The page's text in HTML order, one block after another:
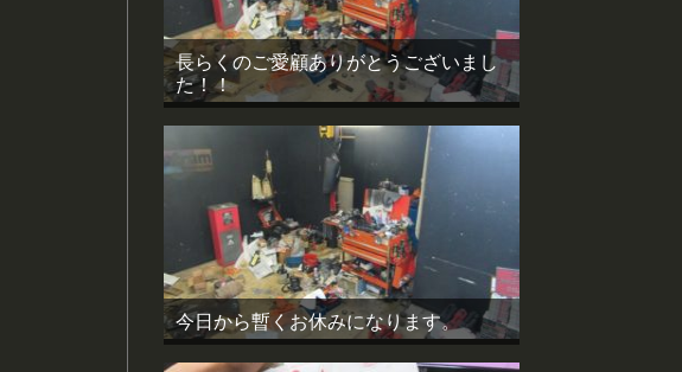
長らくのご愛顧ありがとうございまし
た！！
今日から暫くお休みになります。